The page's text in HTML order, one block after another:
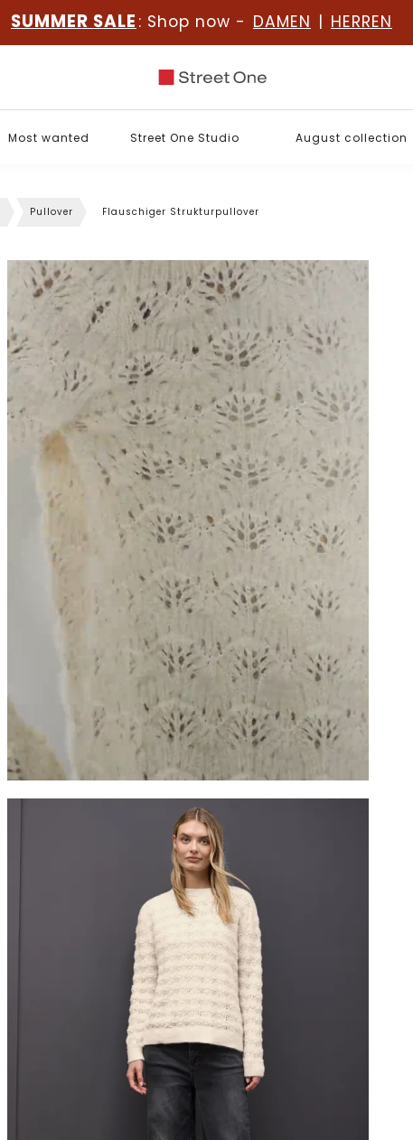
SUMMER SALE : Shop now - DAMEN | HERREN
Most wanted Street One Studio August collection
Pullover Flauschiger Strukturpullover